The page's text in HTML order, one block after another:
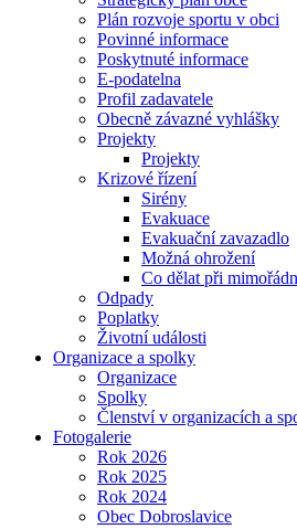
Plán rozvoje sportu v obci
Povinné informace
Poskytnuté informace
E-podatelna
Profil zadavatele
Obecně závazné vyhlášky
Projekty
Projekty
Krizové řízení
Sirény
Evakuace
Evakuační zavazadlo
Možná ohrožení
Co dělat při
Odpady
Poplatky
Životní události
Organizace a spolky
Organizace
Spolky
Členství v organizacích a
Fotogalerie
Rok 2026
Rok 2025
Rok 2024
Obec Dobroslavice